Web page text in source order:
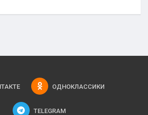
ОДНОКЛАССИКИ
TELEGRAM